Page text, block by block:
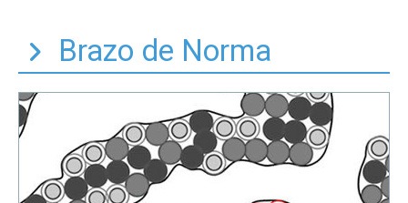
Brazo de Norma